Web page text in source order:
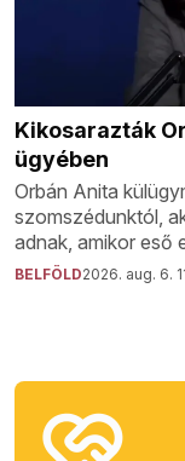
Kikosarazták
ügyében
Orbán Anita
szomszédunktól,
adnak, amikor eső
BELFÖLD2026. aug. 6.